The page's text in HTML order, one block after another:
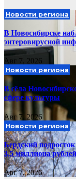
Новости региона
В Новосибирске
энтеровирусной
Авг 7, 2026
Новости региона
В сёла
сфере культуры
Авг 7, 2026
Новости региона
Бердский
3,5 миллиона рублей
Авг 7, 2026